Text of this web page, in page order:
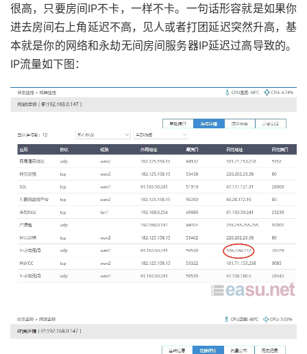
很高，只要房间IP不卡，一样不卡。一句话形容就是如果你
进去房间右上角延迟不高，见人或者打团延迟突然升高，基
本就是你的网络和永劫无间房间服务器IP延迟过高导致的。
IP流量如下图：